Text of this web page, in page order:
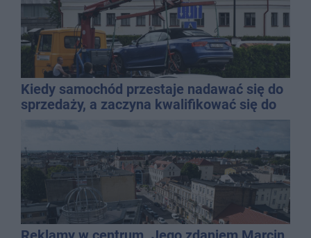
Kiedy samochód przestaje nadawać się do
sprzedaży, a zaczyna kwalifikować się do